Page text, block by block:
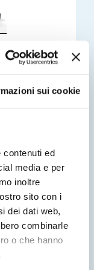
sui cookie
contenuti ed
media e per
inoltre
sito con i
dei dati web,
combinarle
o che hanno